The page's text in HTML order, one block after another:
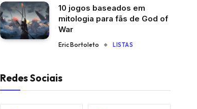
10 jogos baseados em
mitologia para fãs de God of
War
Eric Bortoleto LISTAS
Redes Sociais